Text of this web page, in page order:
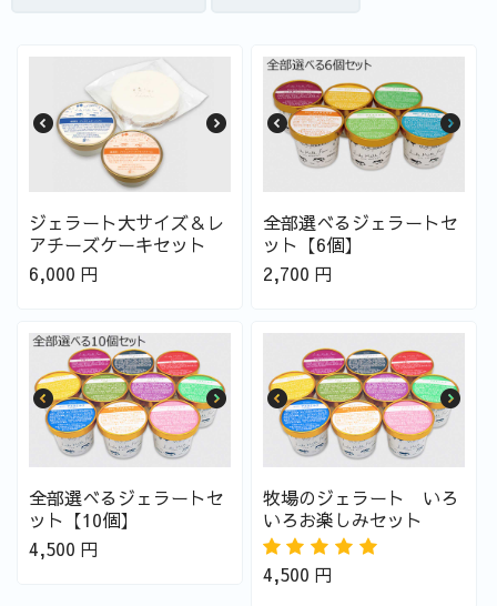
ジェラート大サイズ＆レ
アチーズケーキセット
6,000 円
全部選べるジェラートセ
ット【6個】
2,700 円
全部選べるジェラートセ
ット【10個】
4,500 円
牧場のジェラート いろ
いろお楽しみセット
4,500 円